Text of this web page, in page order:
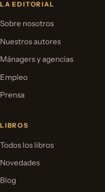
LA EDITORIAL
Sobre nosotros
Nuestros autores
Mánagers y agencias
Empleo
Prensa
LIBROS
Todos los libros
Novedades
Blog